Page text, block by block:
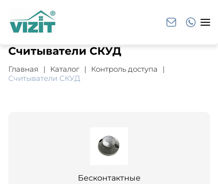
Считыватели СКУД
Главная Каталог
Контроль доступа
Считыватели СКУД
Бесконтактные